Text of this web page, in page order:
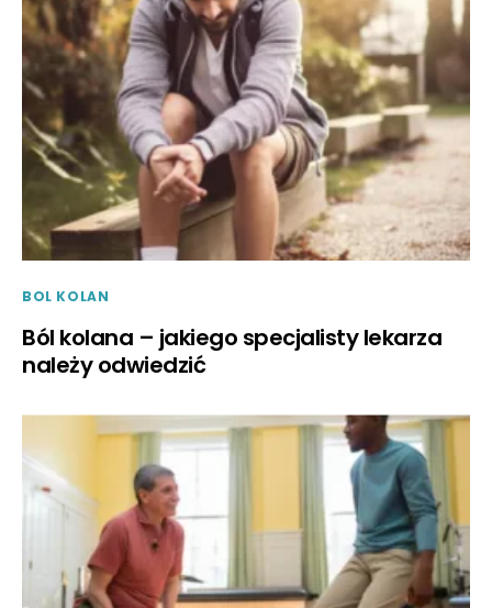
BOL KOLAN
Ból kolana – jakiego specjalisty lekarza
należy odwiedzić